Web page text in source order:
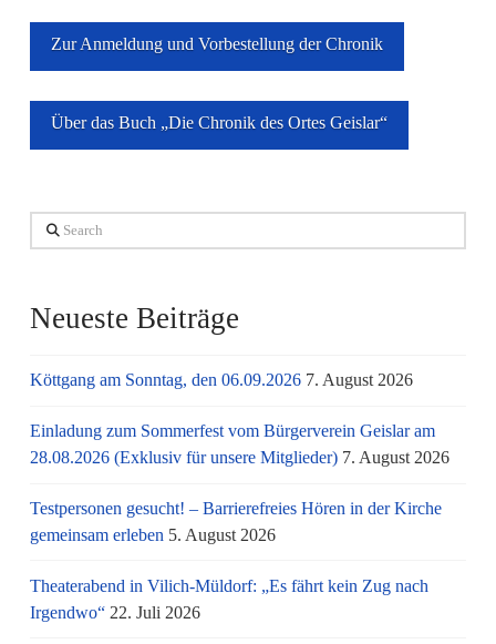
Zur Anmeldung und Vorbestellung der Chronik
Über das Buch „Die Chronik des Ortes Geislar“
Search
Neueste Beiträge
Köttgang am Sonntag, den 06.09.2026 7. August 2026
Einladung zum Sommerfest vom Bürgerverein Geislar am
28.08.2026 (Exklusiv für unsere Mitglieder) 7. August 2026
Testpersonen gesucht! – Barrierefreies Hören in der Kirche
gemeinsam erleben 5. August 2026
Theaterabend in Vilich-Müldorf: „Es fährt kein Zug nach
Irgendwo“ 22. Juli 2026